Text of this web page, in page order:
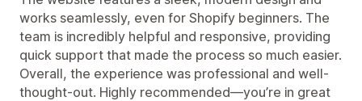
works seamlessly, even for Shopify beginners. The
team is incredibly helpful and responsive, providing
quick support that made the process so much easier.
Overall, the experience was professional and well-
thought-out. Highly recommended—you’re in great